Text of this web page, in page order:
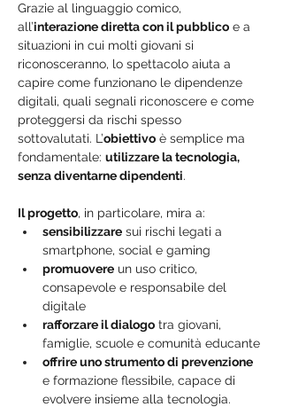
Grazie al linguaggio comico,
all’interazione diretta con il pubblico e a
situazioni in cui molti giovani si
riconosceranno, lo spettacolo aiuta a
capire come funzionano le dipendenze
digitali, quali segnali riconoscere e come
proteggersi da rischi spesso
sottovalutati. L’obiettivo è semplice ma
fondamentale: utilizzare la tecnologia,
senza diventarne dipendenti.
Il progetto, in particolare, mira a:
sensibilizzare sui rischi legati a
smartphone, social e gaming
promuovere un uso critico,
consapevole e responsabile del
digitale
rafforzare il dialogo tra giovani,
famiglie, scuole e comunità educante
offrire uno strumento di prevenzione
e formazione flessibile, capace di
evolvere insieme alla tecnologia.